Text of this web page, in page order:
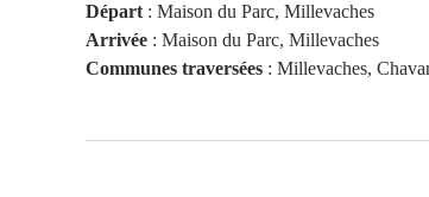
Départ : Maison du Parc, Millevaches
Arrivée : Maison du Parc, Millevaches
Communes traversées : Millevaches,